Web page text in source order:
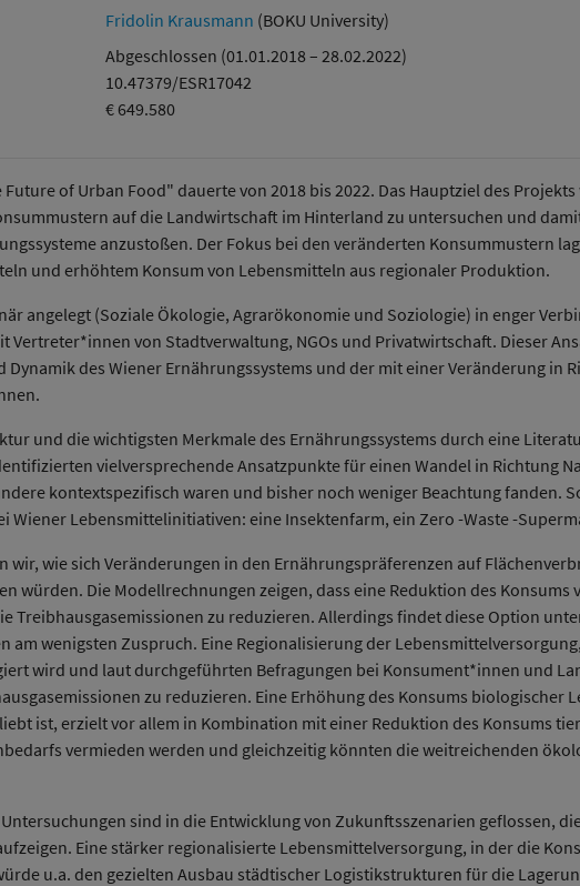
Fridolin Krausmann (BOKU University)
Abgeschlossen (01.01.2018 – 28.02.2022)
10.47379/ESR17042
€ 649.580
of Urban Food" dauerte von 2018 bis 2022. Das Hauptziel des
auf die Landwirtschaft im Hinterland zu untersuchen und
anzustoßen. Der Fokus bei den veränderten Konsummustern
und erhöhtem Konsum von Lebensmitteln aus regionaler Produktion.
angelegt (Soziale Ökologie, Agrarökonomie und Soziologie) in enger
Vertreter*innen von Stadtverwaltung, NGOs und Privatwirtschaft. Dieser
des Wiener Ernährungssystems und der mit einer Veränderung in
und die wichtigsten Merkmale des Ernährungssystems durch eine
vielversprechende Ansatzpunkte für einen Wandel in Richtung
kontextspezifisch waren und bisher noch weniger Beachtung fanden.
Wiener Lebensmittelinitiativen: eine Insektenfarm, ein Zero -Waste -
wir, wie sich Veränderungen in den Ernährungspräferenzen auf
würden. Die Modellrechnungen zeigen, dass eine Reduktion des
Treibhausgasemissionen zu reduzieren. Allerdings findet diese Option
am wenigsten Zuspruch. Eine Regionalisierung der
wird und laut durchgeführten Befragungen bei Konsument*innen und
zu reduzieren. Eine Erhöhung des Konsums
ist, erzielt vor allem in Kombination mit einer Reduktion des Konsums
vermieden werden und gleichzeitig könnten die weitreichenden
sind in die Entwicklung von Zukunftsszenarien geflossen,
Eine stärker regionalisierte Lebensmittelversorgung, in der die
u.a. den gezielten Ausbau städtischer Logistikstrukturen für die